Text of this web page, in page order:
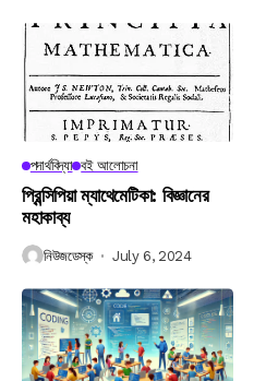
পদার্থবিদ্যা বই আলোচনা
প্রিন্সিপিয়া ম্যাথেমেটিকা: বিজ্ঞানের
মহাকাব্য
নিউজডেস্ক July 6, 2024